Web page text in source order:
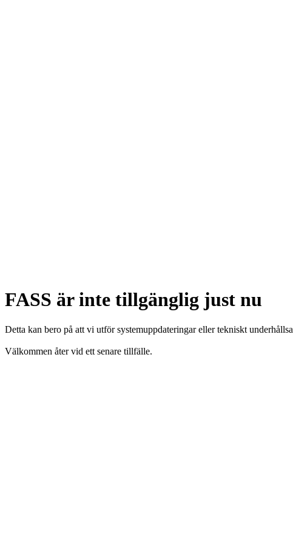
FASS är inte tillgänglig just nu
Detta kan bero på att vi utför systemuppdateringar eller tekniskt
Välkommen åter vid ett senare tillfälle.